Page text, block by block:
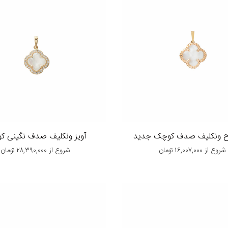
ونکلیف صدف کوچک جدید
شروع از ۱۶,۰۰۷,۰۰۰ تومان
آویز ونکلیف صدف نگینی
شروع از ۲۸,۳۹۰,۰۰۰ تومان